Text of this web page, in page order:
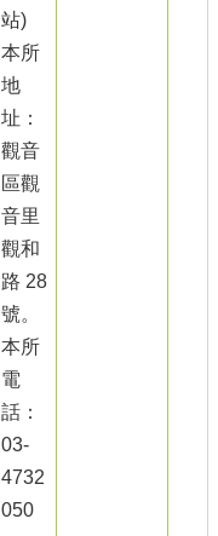
站)
本所
地
址：
觀音
區觀
音里
觀和
路 28
號。
本所
電
話：
03-
4732
050